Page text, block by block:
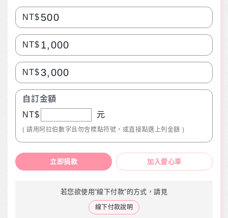
NT$ 500
NT$ 1,000
NT$ 3,000
自訂金額
NT$
元
( 請用阿拉伯數字且勿含標點符號，或直接點選上列金額 )
立即捐款 加入愛心車
若您欲使用“線下付款”的方式，請見
線下付款說明